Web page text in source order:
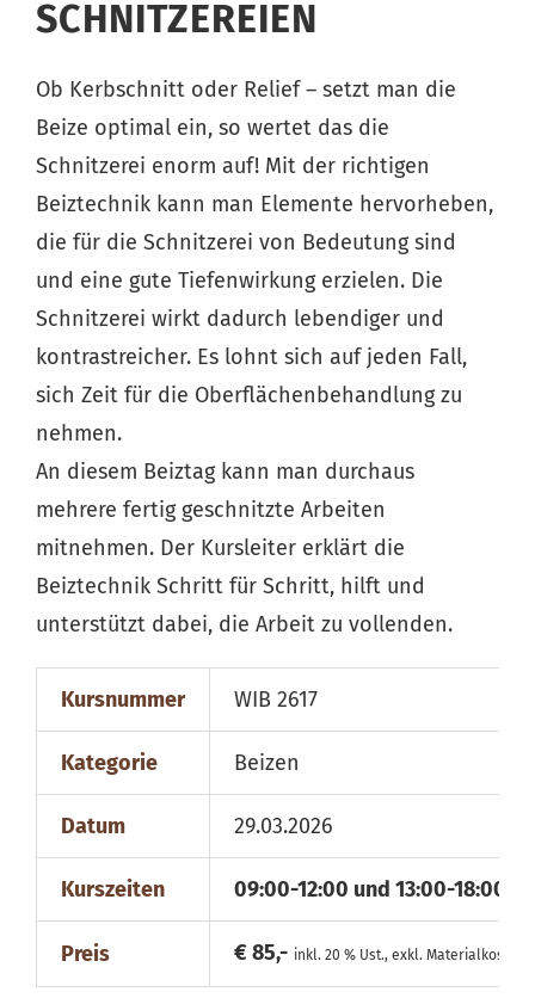
SCHNITZEREIEN
Ob Kerbschnitt oder Relief – setzt man die
Beize optimal ein, so wertet das die
Schnitzerei enorm auf! Mit der richtigen
Beiztechnik kann man Elemente hervorheben,
die für die Schnitzerei von Bedeutung sind
und eine gute Tiefenwirkung erzielen. Die
Schnitzerei wirkt dadurch lebendiger und
kontrastreicher. Es lohnt sich auf jeden Fall,
sich Zeit für die Oberflächenbehandlung zu
nehmen.
An diesem Beiztag kann man durchaus
mehrere fertig geschnitzte Arbeiten
mitnehmen. Der Kursleiter erklärt die
Beiztechnik Schritt für Schritt, hilft und
unterstützt dabei, die Arbeit zu vollenden.
Kursnummer WIB 2617
Kategorie Beizen
Datum 29.03.2026
Kurszeiten 09:00-12:00 und 13:00-18:00
Preis € 85,- inkl. 20 % Ust., exkl. Materialkosten